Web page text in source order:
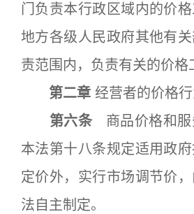
门负责本行政区域内的价
地方各级人民政府其他有
责范围内，负责有关的价格
第二章 经营者的价格
第六条 商品价格和服
本法第十八条规定适用政
定价外，实行市场调节价
法自主制定。